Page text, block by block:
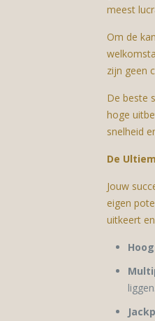
meest
Om de
zijn geen
De beste
hoge
snelheid
De
Jouw
eigen
uitkeert
liggen.